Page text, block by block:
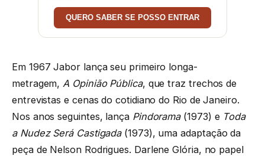
QUERO SABER SE POSSO ENTRAR
Em 1967 Jabor lança seu primeiro longa-
metragem, A Opinião Pública, que traz trechos de
entrevistas e cenas do cotidiano do Rio de Janeiro.
Nos anos seguintes, lança Pindorama(1973) e Toda
a Nudez Será Castigada(1973), uma adaptação da
peça de Nelson Rodrigues. Darlene Glória, no papel